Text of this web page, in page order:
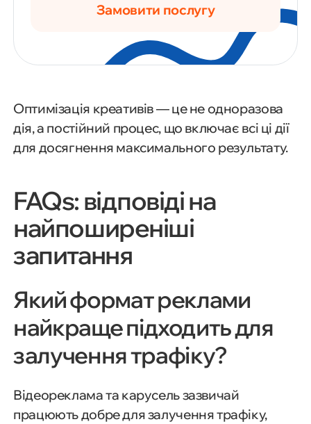
Замовити послугу
Оптимізація креативів — це не одноразова
дія, а постійний процес, що включає всі ці дії
для досягнення максимального результату.
FAQs: відповіді на
найпоширеніші
запитання
Який формат реклами
найкраще підходить для
залучення трафіку?
Відеореклама та карусель зазвичай
працюють добре для залучення трафіку,